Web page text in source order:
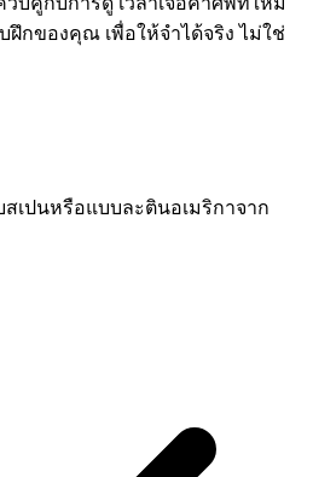
ฝึกของคุณ เพื่อให้จำได้จริง ไม่ใช่
เปนหรือแบบละตินอเมริกาจาก